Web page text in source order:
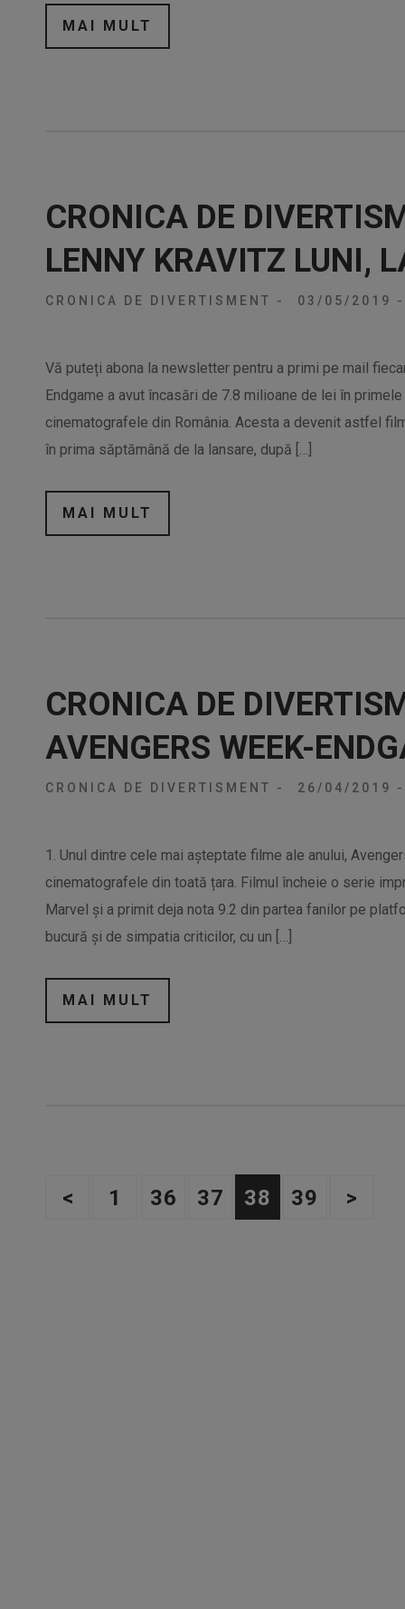
MAI MULT
CRONICA DE
LENNY KRAVITZ LUNI,
CRONICA DE DIVERTISMENT - 03/05/2019 -
Vă puteți abona la newsletter pentru a primi pe mail
Endgame a avut încasări de 7.8 milioane de lei în
cinematografele din România. Acesta a devenit astfel
în prima săptămână de la lansare, după […]
MAI MULT
CRONICA DE
AVENGERS WEEK-
CRONICA DE DIVERTISMENT - 26/04/2019 -
1. Unul dintre cele mai așteptate filme ale anului,
cinematografele din toată țara. Filmul încheie o serie
Marvel și a primit deja nota 9.2 din partea fanilor pe
bucură și de simpatia criticilor, cu un […]
MAI MULT
< 1 36 37 38 39 >